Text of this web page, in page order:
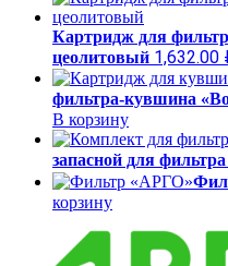
Картридж для
цеолитовый 1,632.00
фильтра-кувшина
В корзину
запасной для
корзину